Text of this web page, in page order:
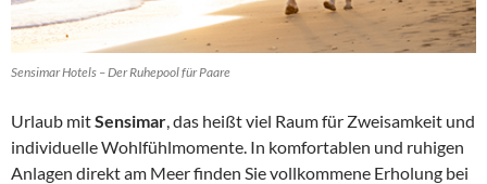
Sensimar Hotels – Der Ruhepool für Paare
Urlaub mitSensimar, das heißt viel Raum für Zweisamkeit und
individuelle Wohlfühlmomente. In komfortablen und ruhigen
Anlagen direkt am Meer finden Sie vollkommene Erholung bei